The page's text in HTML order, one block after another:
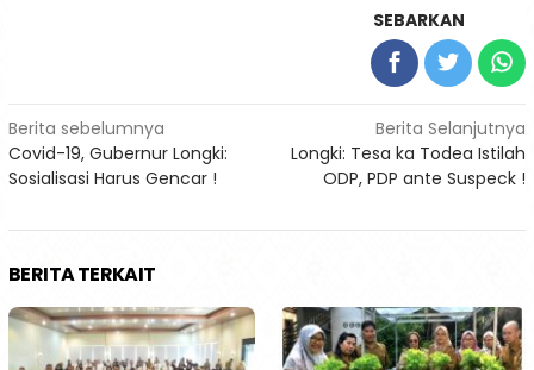
SEBARKAN
Navigasi
pos
Berita sebelumnya
Covid-19, Gubernur Longki:
Sosialisasi Harus Gencar !
Berita Selanjutnya
Longki: Tesa ka Todea Istilah
ODP, PDP ante Suspeck !
BERITA TERKAIT